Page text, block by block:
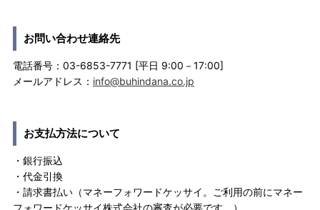
お問い合わせ連絡先
電話番号：03-6853-7771 [平日 9:00－17:00]
メールアドレス： info@buhindana.co.jp
お支払方法について
・銀行振込
・代金引換
・請求書払い（マネーフォワードケッサイ。ご利用の前にマネー
フォワードケッサイ株式会社の審査が必要です。）